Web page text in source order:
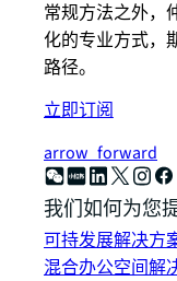
常规方法之外，
化的专业方式，
路径。
立即订阅
arrow_forward
我们如何为您
可持发展解决方
混合办公空间解